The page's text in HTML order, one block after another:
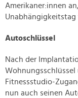
Amerikaner:innen
Unabhängigkeitstag
Autoschlüssel
Nach der
Fitnessstudio-
nun auch seinen